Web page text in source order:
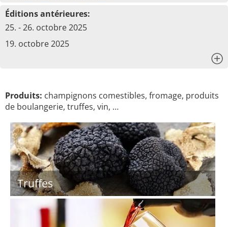
Éditions antérieures:
25. - 26. octobre 2025
19. octobre 2025
Produits: champignons comestibles, fromage, produits
de boulangerie, truffes, vin, …
Truffes